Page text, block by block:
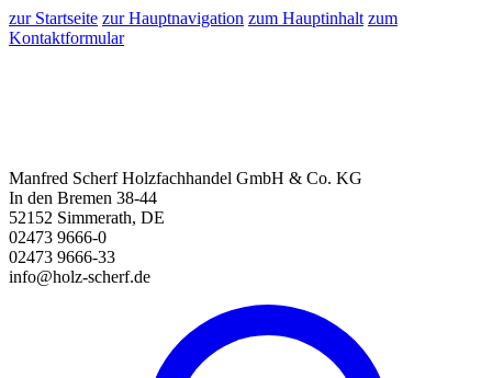
zur Startseite zur Hauptnavigation zum Hauptinhalt zum
Kontaktformular
Manfred Scherf Holzfachhandel GmbH & Co. KG
In den Bremen 38-44
52152 Simmerath, DE
02473 9666-0
02473 9666-33
info@holz-scherf.de